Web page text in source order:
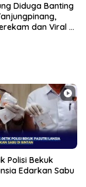
Diduga Banting
dan Viral di
Polisi Bekuk
Edarkan Sabu